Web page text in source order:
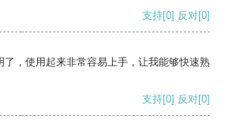
支持[0] 反对[0]
了，使用起来非常容易上手，让我能够快速熟
支持[0] 反对[0]